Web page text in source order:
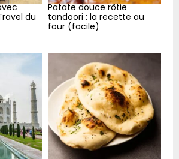
du
Patate douce rôtie
tandoori : la recette au
four (facile)